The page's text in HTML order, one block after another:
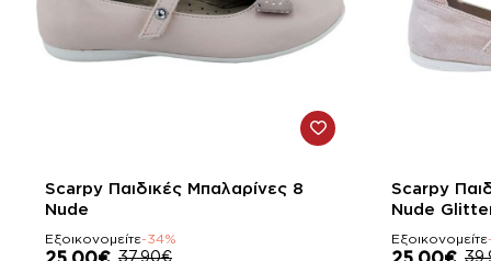
-34%
Scarpy Παιδικές Μπαλαρίνες 8
Nude
Εξοικονομείτε-34%
37,90€
-37%
Scarpy
Nude
Εξοικονομείτε